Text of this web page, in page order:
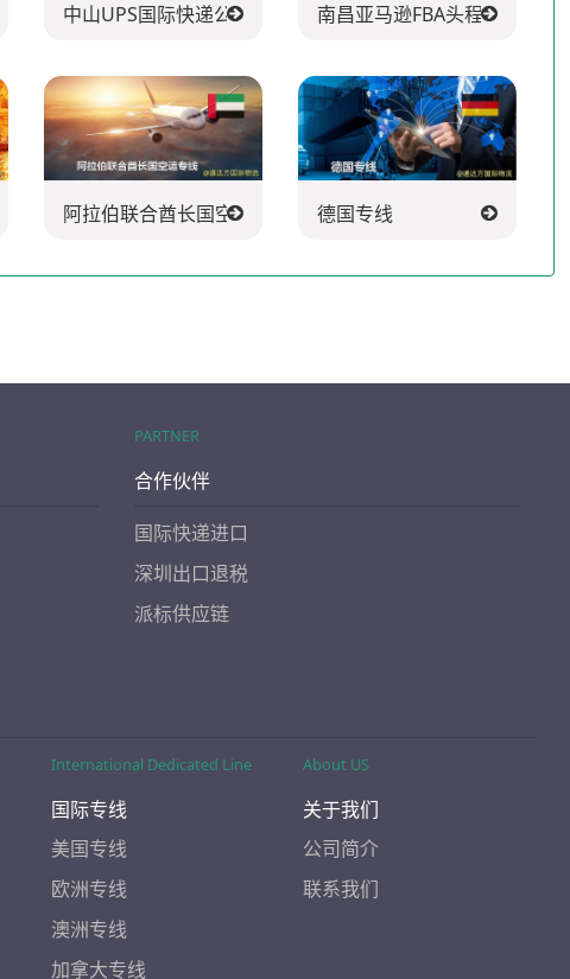
中山UPS国际快递公司 南昌亚马逊FBA头程派送公司
阿拉伯联合酋长国空运专线 德国专线
PARTNER
合作伙伴
国际快递进口
深圳出口退税
派标供应链
International Dedicated Line
国际专线
美国专线
欧洲专线
澳洲专线
加拿大专线
About US
关于我们
公司简介
联系我们